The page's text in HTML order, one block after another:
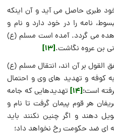
طبری حاصل می آید و آن اینکه
نامه را در خود دارد و نام و
می گردد. آمده است مسلم (ع)
بن عروه نگاشت.[13]
القول بر آن اند، انتقال مسلم (ع)
کوفه و تهدید های وی و احتمال
است؛[14]
تهدیدهایی که جامه
هر قوم پیمان گرفت تا نام و
دهند و اگر چنین نکنند باید
ای ضد حکومت رخ نخواهد داد؛